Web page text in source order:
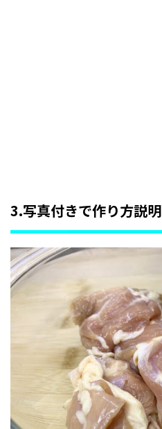
3.写真付きで作り方説明